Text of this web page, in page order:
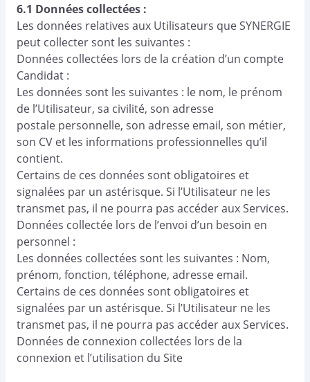
6.1 Données collectées :
Les données relatives aux Utilisateurs que SYNERGIE
peut collecter sont les suivantes :
Données collectées lors de la création d’un compte
Candidat :
Les données sont les suivantes : le nom, le prénom
de l’Utilisateur, sa civilité, son adresse
postale personnelle, son adresse email, son métier,
son CV et les informations professionnelles qu’il
contient.
Certains de ces données sont obligatoires et
signalées par un astérisque. Si l’Utilisateur ne les
transmet pas, il ne pourra pas accéder aux Services.
Données collectée lors de l’envoi d’un besoin en
personnel :
Les données collectées sont les suivantes : Nom,
prénom, fonction, téléphone, adresse email.
Certains de ces données sont obligatoires et
signalées par un astérisque. Si l’Utilisateur ne les
transmet pas, il ne pourra pas accéder aux Services.
Données de connexion collectées lors de la
connexion et l’utilisation du Site